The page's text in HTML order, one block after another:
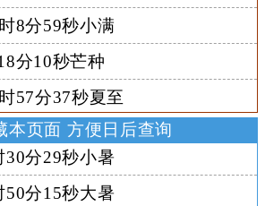
8分59秒小满
分10秒芒种
57分37秒夏至
本页面 方便日后查询
30分29秒小暑
50分15秒大暑